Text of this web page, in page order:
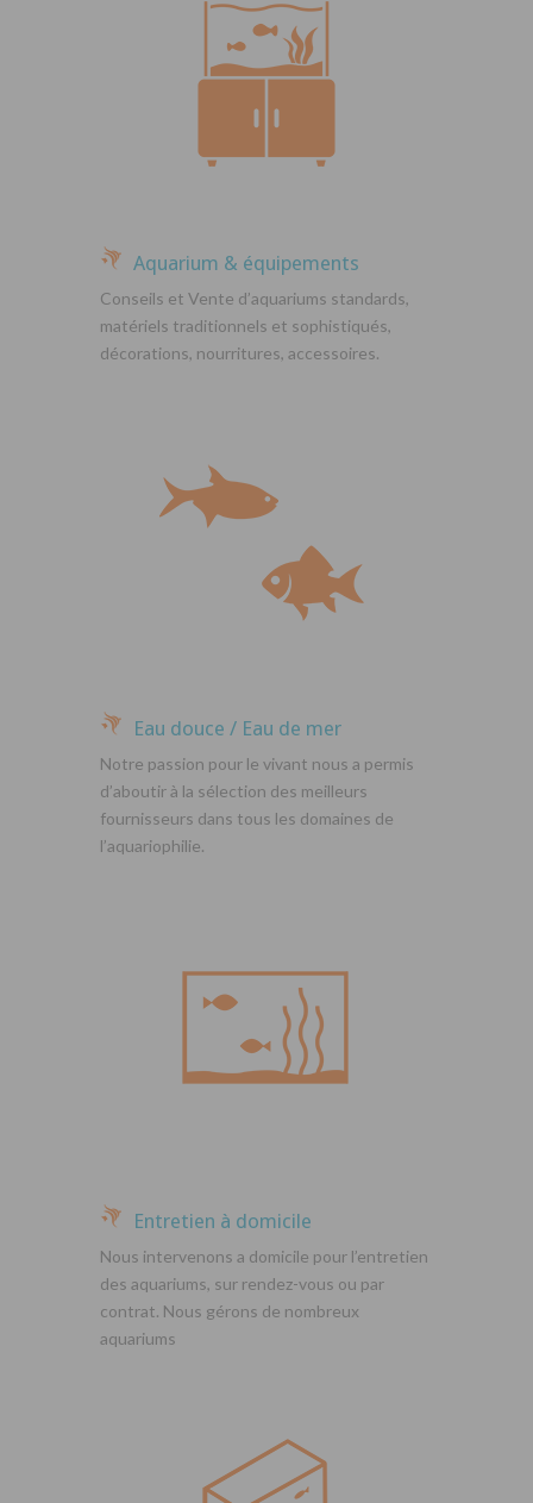
Aquarium & équipements
Conseils et Vente d’aquariums standards,
matériels traditionnels et sophistiqués,
décorations, nourritures, accessoires.
Eau douce / Eau de mer
Notre passion pour le vivant nous a permis
d’aboutir à la sélection des meilleurs
fournisseurs dans tous les domaines de
l’aquariophilie.
Entretien à domicile
Nous intervenons a domicile pour l’entretien
des aquariums, sur rendez-vous ou par
contrat. Nous gérons de nombreux
aquariums